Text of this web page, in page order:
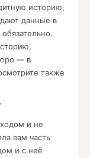
историю,
данные в
— в
также
и не
вам часть
и с неё